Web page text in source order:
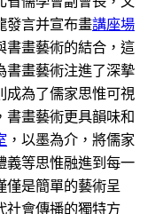
發言并宣布畫講座場
書畫藝術的結合，這
書畫藝術注進了深摯
成為了儒家思惟可視
書畫藝術更具韻味和
，以墨為介，將儒家
義等思惟融進到每一
僅是簡單的藝術呈
社會傳播的獨特方